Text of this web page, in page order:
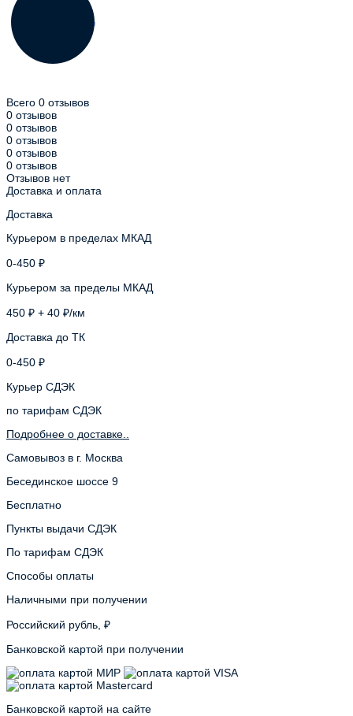
Всего 0 отзывов
0 отзывов
0 отзывов
0 отзывов
0 отзывов
0 отзывов
Отзывов нет
Доставка и оплата
Доставка
Курьером в пределах МКАД
0-450 ₽
Курьером за пределы МКАД
450 ₽ + 40 ₽/км
Доставка до ТК
0-450 ₽
Курьер СДЭК
по тарифам СДЭК
Подробнее о доставке..
Самовывоз в г. Москва
Бесединское шоссе 9
Бесплатно
Пункты выдачи СДЭК
По тарифам СДЭК
Способы оплаты
Наличными при получении
Российский рубль, ₽
Банковской картой при получении
Банковской картой на сайте